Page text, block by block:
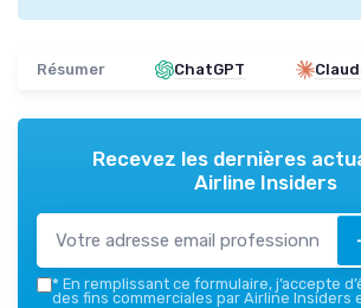
Résumer ChatGPT
Recevez les dernières
Airline Insiders
* En remplissant ce formulaire, j’accepte
des fins commerciales par Airline Insiders